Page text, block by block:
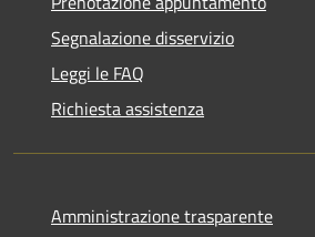
Segnalazione disservizio
Leggi le FAQ
Richiesta assistenza
Amministrazione trasparente